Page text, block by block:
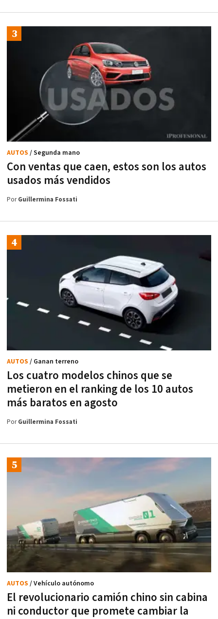
Con ventas que caen, estos son los autos
usados más vendidos
AUTOS / Segunda mano
PorGuillermina Fossati
Los cuatro modelos chinos que se
metieron en el ranking de los 10 autos
más baratos en agosto
AUTOS / Ganan terreno
PorGuillermina Fossati
El revolucionario camión chino sin cabina
ni conductor que promete cambiar la
AUTOS / Vehículo autónomo